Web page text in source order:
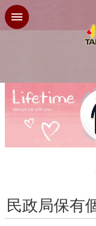
跳到主要內容區塊
民政局保有